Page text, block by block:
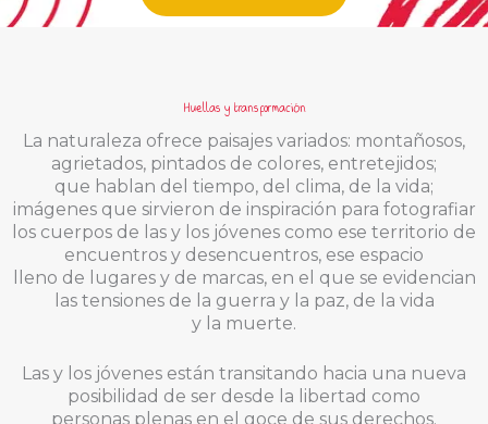
Huellas y transformación
La naturaleza ofrece paisajes variados: montañosos,
agrietados, pintados de colores, entretejidos;
que hablan del tiempo, del clima, de la vida;
imágenes que sirvieron de inspiración para fotografiar
los cuerpos de las y los jóvenes como ese territorio de
encuentros y desencuentros, ese espacio
lleno de lugares y de marcas, en el que se evidencian
las tensiones de la guerra y la paz, de la vida
y la muerte.
Las y los jóvenes están transitando hacia una nueva
posibilidad de ser desde la libertad como
personas plenas en el goce de sus derechos.